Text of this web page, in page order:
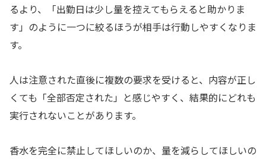
るより、「出勤日は少し量を控えてもらえると助かりま
す」のように一つに絞るほうが相手は行動しやすくなりま
す。
人は注意された直後に複数の要求を受けると、内容が正し
くても「全部否定された」と感じやすく、結果的にどれも
実行されないことがあります。
香水を完全に禁止してほしいのか、量を減らしてほしいの